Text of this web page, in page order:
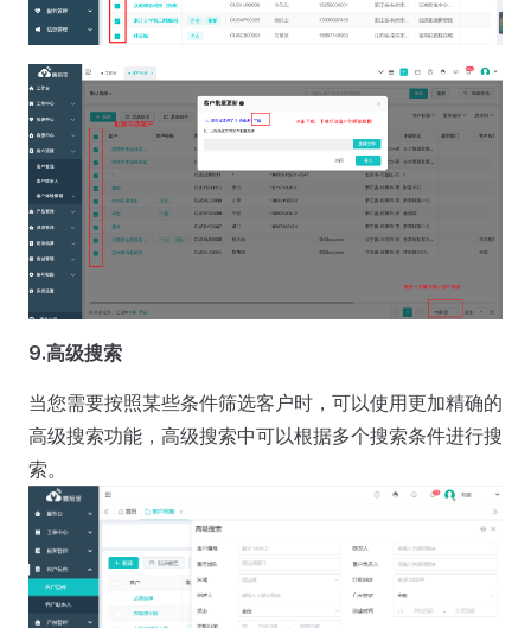
9.高级搜索
当您需要按照某些条件筛选客户时，可以使用更加精确的
高级搜索功能，高级搜索中可以根据多个搜索条件进行搜
索。